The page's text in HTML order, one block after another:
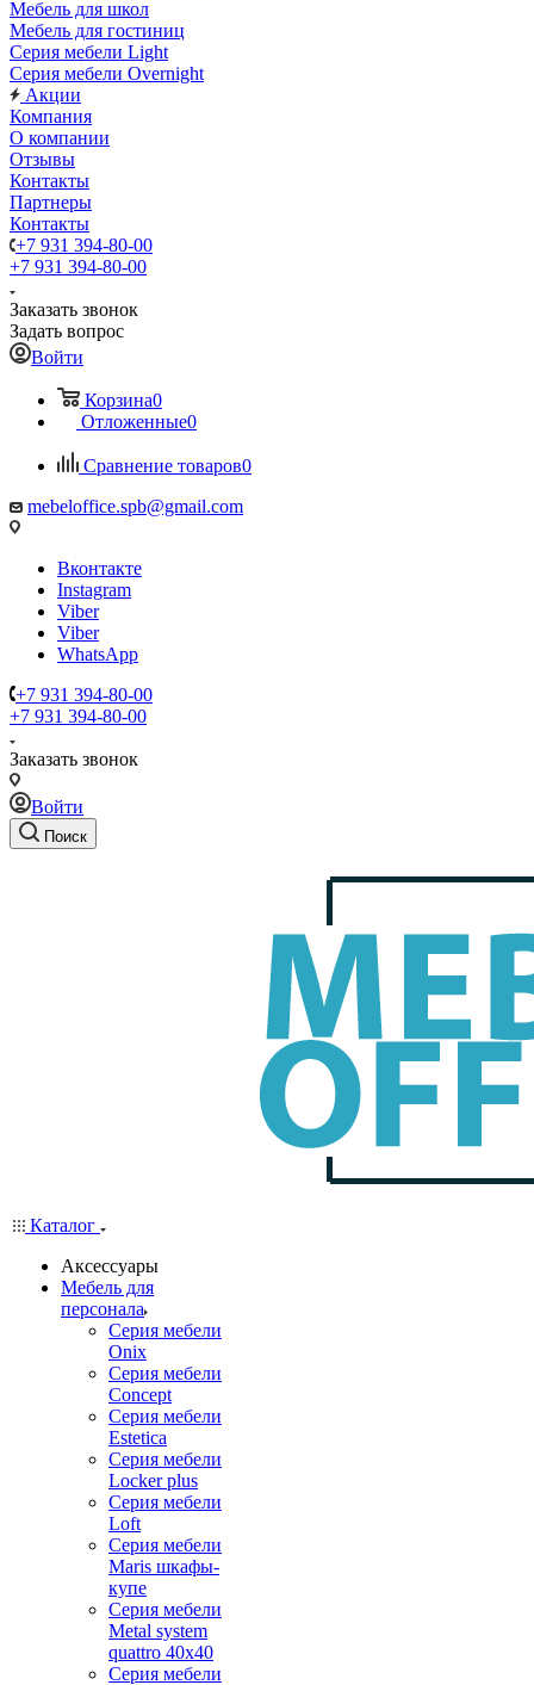
Мебель для школ
Мебель для гостиниц
Серия мебели Light
Серия мебели Overnight
Акции
Компания
О компании
Отзывы
Контакты
Партнеры
Контакты
+7 931 394-80-00
+7 931 394-80-00
Заказать звонок
Задать вопрос
Войти
Корзина0
Отложенные0
Сравнение товаров0
mebeloffice.spb@gmail.com
Вконтакте
Instagram
Viber
Viber
WhatsApp
+7 931 394-80-00
+7 931 394-80-00
Заказать звонок
Войти
Поиск
Каталог
Аксессуары
Мебель для
персонала
Серия мебели
Onix
Серия мебели
Concept
Серия мебели
Estetica
Серия мебели
Locker plus
Серия мебели
Loft
Серия мебели
Maris шкафы-
купе
Серия мебели
Metal system
quattro 40x40
Серия мебели